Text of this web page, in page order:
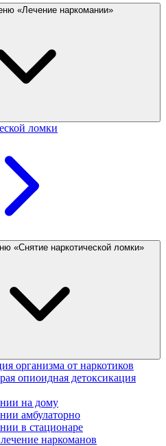
«Лечение наркомании»
ломки
«Снятие наркотической ломки»
организма от наркотиков
опиоидная детоксикация
на дому
амбулаторно
в стационаре
наркоманов